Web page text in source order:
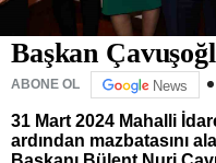
Başkan
ABONE OL News
31 Mart 2024 Mahalli
ardından mazbatasını